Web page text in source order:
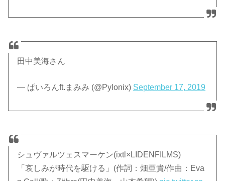
田中美海さん
— ぱいろんft.まみみ (@Pylonix) September 17, 2019
シュヴァルツェスマーケン(ixtl×LIDENFILMS)
「哀しみが時代を駆ける」(作詞：畑亜貴/作曲：Eva